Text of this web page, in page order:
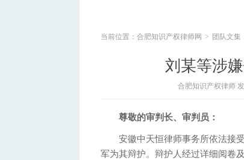
当前位置： 合肥知识产权律师网 > 团队文集
刘某等涉
合肥知识产权律师
尊敬的审判长、审判员：
安徽中天恒律师事务所依法接
军为其辩护。辩护人经过详细阅卷